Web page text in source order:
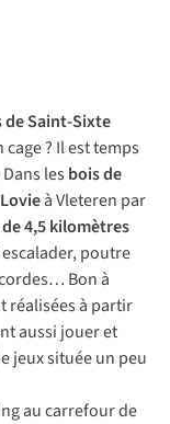
de Saint-Sixte
? Il est temps
les bois de
à Vleteren par
4,5 kilomètres
poutre
Bon à
réalisées à partir
aussi jouer et
jeux située un peu
au carrefour de